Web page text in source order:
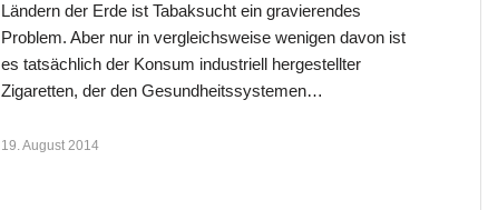
Ländern der Erde ist Tabaksucht ein gravierendes
Problem. Aber nur in vergleichsweise wenigen davon ist
es tatsächlich der Konsum industriell hergestellter
Zigaretten, der den Gesundheitssystemen…
19. August 2014